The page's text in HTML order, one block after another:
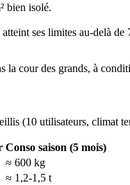
bien isolé.
ses limites au-delà de
cour des grands, à
(10 utilisateurs, climat
Conso saison (5 mois)
≈ 600 kg
≈ 1,2-1,5 t